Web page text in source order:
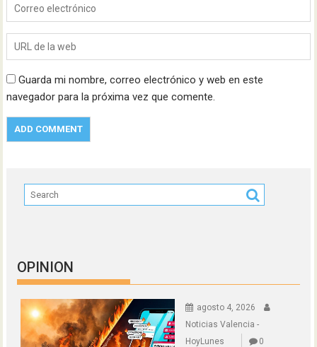
Guarda mi nombre, correo electrónico y web en este
navegador para la próxima vez que comente.
OPINION
agosto 4, 2026
Noticias Valencia -
HoyLunes
0